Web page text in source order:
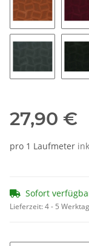
49
27,90 €
pro 1 Laufmeter
Sofort
Lieferzeit:4 - 5